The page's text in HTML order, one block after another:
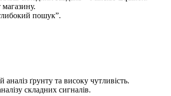
пошук”.
ґрунту та високу чутливість.
складних сигналів.